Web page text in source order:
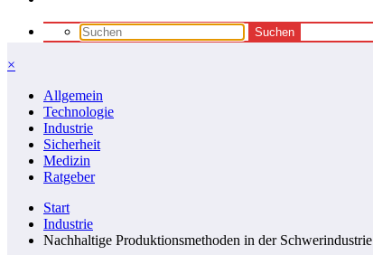
×
Allgemein
Technologie
Industrie
Sicherheit
Medizin
Ratgeber
Start
Industrie
Nachhaltige Produktionsmethoden in der